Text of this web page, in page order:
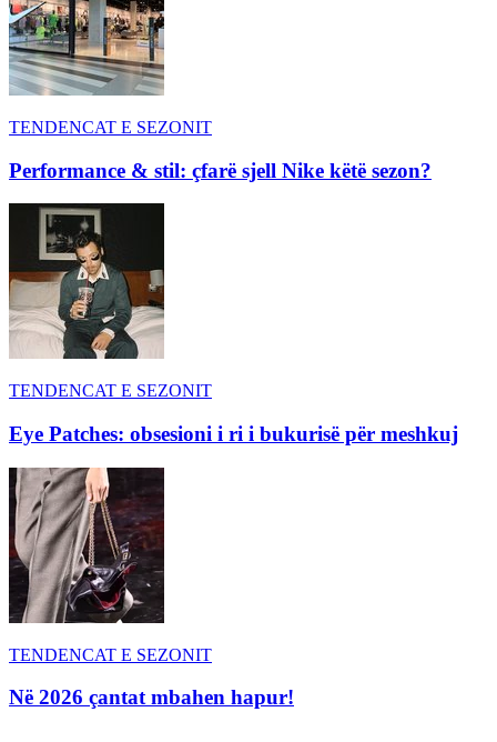
TENDENCAT E SEZONIT
Performance & stil: çfarë sjell Nike këtë sezon?
TENDENCAT E SEZONIT
Eye Patches: obsesioni i ri i bukurisë për meshkuj
TENDENCAT E SEZONIT
Në 2026 çantat mbahen hapur!